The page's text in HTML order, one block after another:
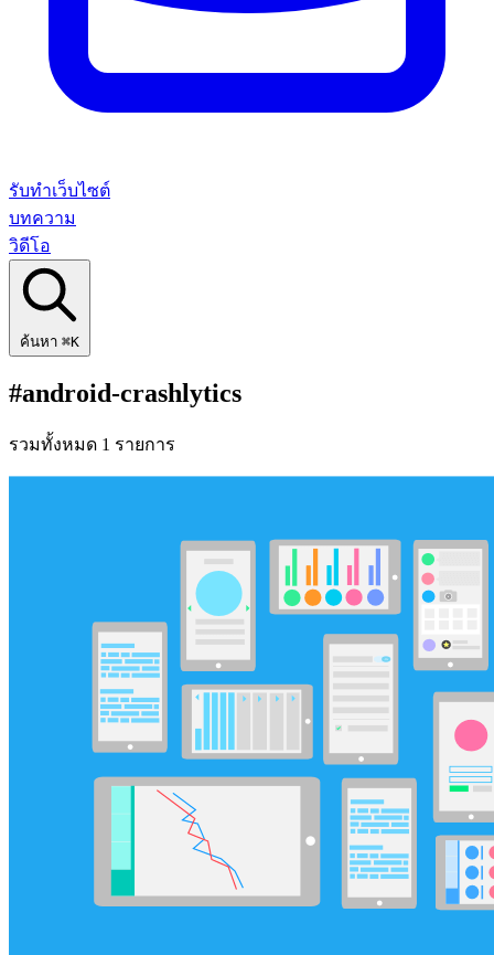
รับทำเว็บไซต์
บทความ
วิดีโอ
ค้นหา ⌘K
#android-crashlytics
รวมทั้งหมด 1 รายการ